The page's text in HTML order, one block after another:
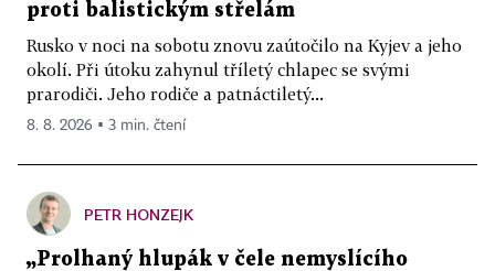
proti balistickým střelám
Rusko v noci na sobotu znovu zaútočilo na Kyjev a jeho
okolí. Při útoku zahynul tříletý chlapec se svými
prarodiči. Jeho rodiče a patnáctiletý...
8. 8. 2026 ▪ 3 min. čtení
PETR HONZEJK
„Prolhaný hlupák v čele nemyslícího